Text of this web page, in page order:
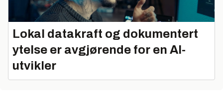
Lokal datakraft og dokumentert
ytelse er avgjørende for en AI-
utvikler